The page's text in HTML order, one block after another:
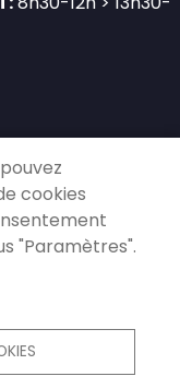
cookies
"Paramètres".